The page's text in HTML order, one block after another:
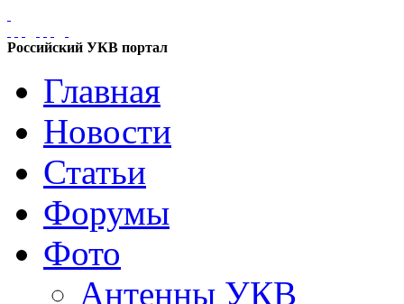
Российский УКВ портал
Главная
Новости
Статьи
Форумы
Фото
Антенны УКВ